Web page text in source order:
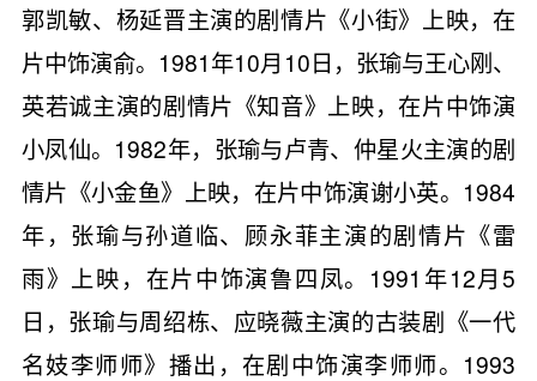
郭凯敏、杨延晋主演的剧情片《小街》上映，在
片中饰演俞。1981年10月10日，张瑜与王心刚、
英若诚主演的剧情片《知音》上映，在片中饰演
小凤仙。1982年，张瑜与卢青、仲星火主演的剧
情片《小金鱼》上映，在片中饰演谢小英。1984
年，张瑜与孙道临、顾永菲主演的剧情片《雷
雨》上映，在片中饰演鲁四凤。1991年12月5
日，张瑜与周绍栋、应晓薇主演的古装剧《一代
名妓李师师》播出，在剧中饰演李师师。1993